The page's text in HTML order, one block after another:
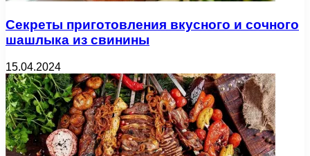
Секреты приготовления вкусного и сочного
шашлыка из свинины
15.04.2024